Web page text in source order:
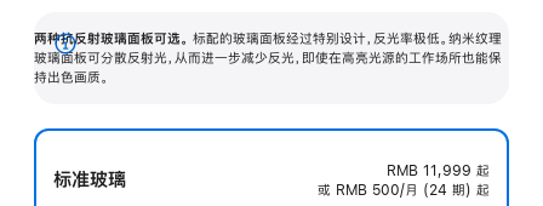
两种抗反射玻璃面板可选。 标配的玻璃面板经过特别设计，反光率极低。纳米纹理
玻璃面板可分散反射光，从而进一步减少反光，即使在高亮光源的工作场所也能保
持出色画质。
展
开
标准玻璃 RMB 11,999 起
或 RMB 500/月 (24 期) 起